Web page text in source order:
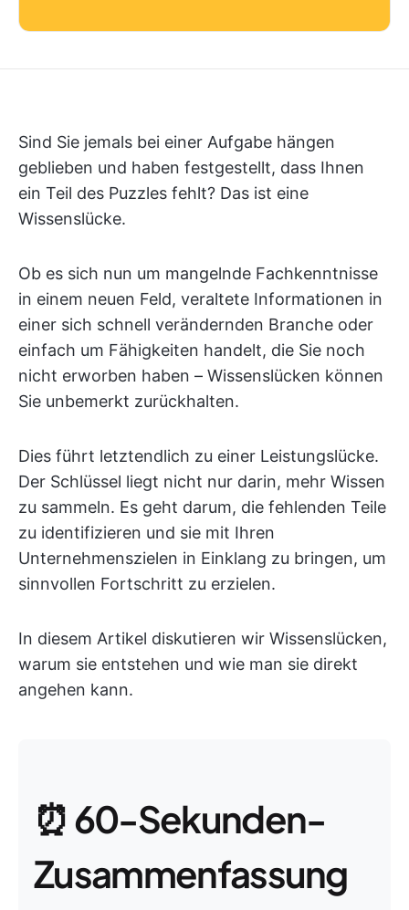
Sind Sie jemals bei einer Aufgabe hängen
geblieben und haben festgestellt, dass Ihnen
ein Teil des Puzzles fehlt? Das ist eine
Wissenslücke.
Ob es sich nun um mangelnde Fachkenntnisse
in einem neuen Feld, veraltete Informationen in
einer sich schnell verändernden Branche oder
einfach um Fähigkeiten handelt, die Sie noch
nicht erworben haben – Wissenslücken können
Sie unbemerkt zurückhalten.
Dies führt letztendlich zu einer Leistungslücke.
Der Schlüssel liegt nicht nur darin, mehr Wissen
zu sammeln. Es geht darum, die fehlenden Teile
zu identifizieren und sie mit Ihren
Unternehmenszielen in Einklang zu bringen, um
sinnvollen Fortschritt zu erzielen.
In diesem Artikel diskutieren wir Wissenslücken,
warum sie entstehen und wie man sie direkt
angehen kann.
⏰ 60-Sekunden-
Zusammenfassung